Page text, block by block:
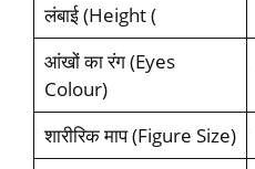
लंबाई (Height (
आंखों का रंग (Eyes
Colour)
शारीरिक माप (Figure Size)